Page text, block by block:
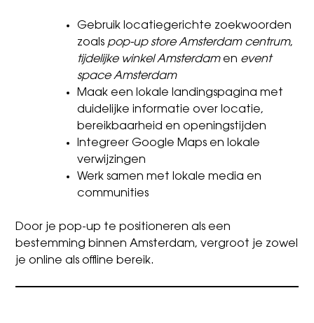
Gebruik locatiegerichte zoekwoorden
zoalspop-up store Amsterdam centrum,
tijdelijke winkel Amsterdamen event
space Amsterdam
Maak een lokale landingspagina met
duidelijke informatie over locatie,
bereikbaarheid en openingstijden
Integreer Google Maps en lokale
verwijzingen
Werk samen met lokale media en
communities
Door je pop-up te positioneren als een
bestemming binnen Amsterdam, vergroot je zowel
je online als offline bereik.